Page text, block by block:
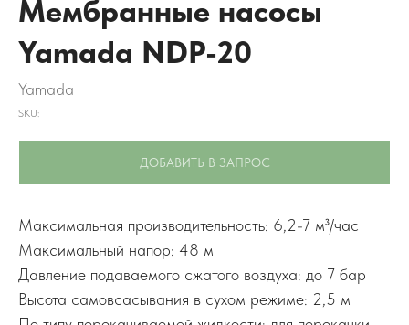
Мембранные насосы
Yamada NDP-20
Yamada
SKU:
ДОБАВИТЬ В ЗАПРОС
Максимальная производительность: 6,2-7 м³/час
Максимальный напор: 48 м
Давление подаваемого сжатого воздуха: до 7 бар
Высота самовсасывания в сухом режиме: 2,5 м